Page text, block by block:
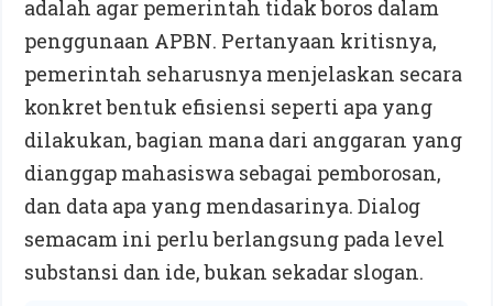
adalah agar pemerintah tidak boros dalam
penggunaan APBN. Pertanyaan kritisnya,
pemerintah seharusnya menjelaskan secara
konkret bentuk efisiensi seperti apa yang
dilakukan, bagian mana dari anggaran yang
dianggap mahasiswa sebagai pemborosan,
dan data apa yang mendasarinya. Dialog
semacam ini perlu berlangsung pada level
substansi dan ide, bukan sekadar slogan.